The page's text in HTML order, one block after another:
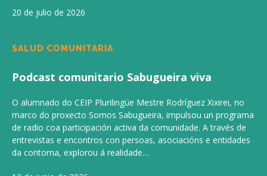
20 de julio de 2026
SALUD COMUNITARIA
Podcast comunitario Sabugueira viva
O alumnado do CEIP Plurilingüe Mestre Rodríguez Xixirei, no
marco do proxecto Somos Sabugueira, impulsou un programa
de radio coa participación activa da comunidade. A través de
entrevistas e encontros con persoas, asociacións e entidades
da contorna, explorou á realidade…